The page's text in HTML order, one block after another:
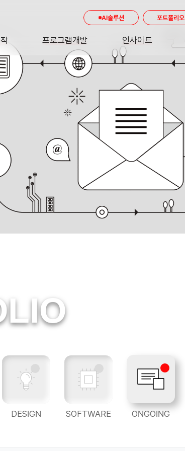
프로그램개발
SOFTWARE
인사이트
INSIGHT
AI솔루션 포트폴리오
DESIGN SOFTWARE ONGOING